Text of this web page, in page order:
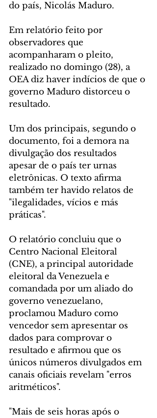
do país, Nicolás Maduro.
Em relatório feito por
observadores que
acompanharam o pleito,
realizado no domingo (28), a
OEA diz haver indícios de que o
governo Maduro distorceu o
resultado.
Um dos principais, segundo o
documento, foi a demora na
divulgação dos resultados
apesar de o país ter urnas
eletrônicas. O texto afirma
também ter havido relatos de
"ilegalidades, vícios e más
práticas".
O relatório concluiu que o
Centro Nacional Eleitoral
(CNE), a principal autoridade
eleitoral da Venezuela e
comandada por um aliado do
governo venezuelano,
proclamou Maduro como
vencedor sem apresentar os
dados para comprovar o
resultado e afirmou que os
únicos números divulgados em
canais oficiais revelam "erros
aritméticos".
"Mais de seis horas após o